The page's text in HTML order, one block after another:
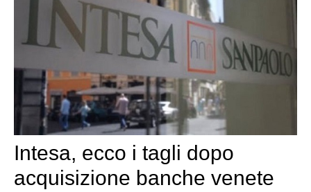
Intesa, ecco i tagli dopo
acquisizione banche venete